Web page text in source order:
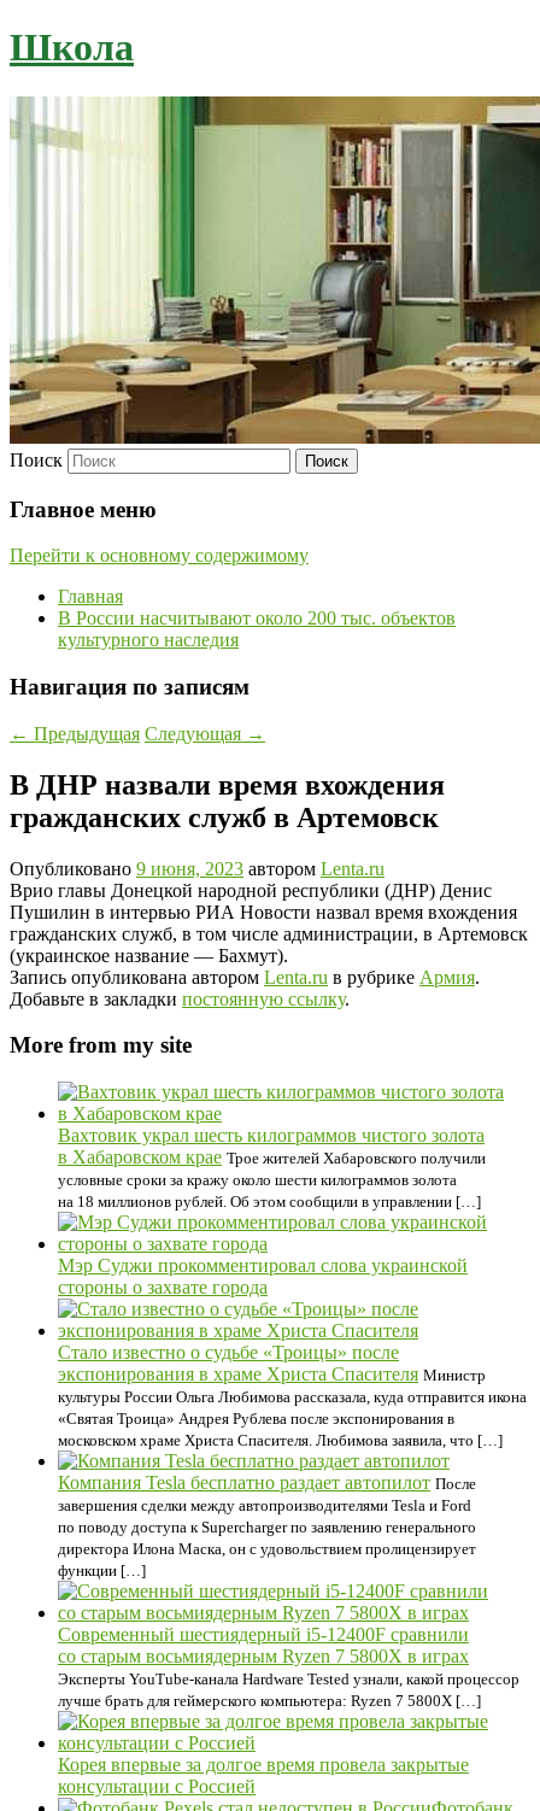
Школа
Поиск
Главное меню
Перейти к основному содержимому
Главная
В России насчитывают около 200 тыс. объектов
культурного наследия
Навигация по записям
← Предыдущая Следующая →
В ДНР назвали время вхождения
гражданских служб в Артемовск
Опубликовано 9 июня, 2023 автором Lenta.ru
Врио главы Донецкой народной республики (ДНР) Денис
Пушилин в интервью РИА Новости назвал время вхождения
гражданских служб, в том числе администрации, в Артемовск
(украинское название — Бахмут).
Запись опубликована автором Lenta.ru в рубрике Армия.
Добавьте в закладки постоянную ссылку.
More from my site
Вахтовик украл шесть килограммов чистого золота
в Хабаровском крае Трое жителей Хабаровского получили
условные сроки за кражу около шести килограммов золота
на 18 миллионов рублей. Об этом сообщили в управлении […]
Мэр Суджи прокомментировал слова украинской
стороны о захвате города
Стало известно о судьбе «Троицы» после
экспонирования в храме Христа Спасителя Министр
культуры России Ольга Любимова рассказала, куда отправится икона
«Святая Троица» Андрея Рублева после экспонирования в
московском храме Христа Спасителя. Любимова заявила, что […]
Компания Tesla бесплатно раздает автопилот После
завершения сделки между автопроизводителями Tesla и Ford
по поводу доступа к Supercharger по заявлению генерального
директора Илона Маска, он с удовольствием пролицензирует
функции […]
Современный шестиядерный i5-12400F сравнили
со старым восьмиядерным Ryzen 7 5800X в играх
Эксперты YouTube-канала Hardware Tested узнали, какой процессор
лучше брать для геймерского компьютера: Ryzen 7 5800X […]
Корея впервые за долгое время провела закрытые
консультации с Россией